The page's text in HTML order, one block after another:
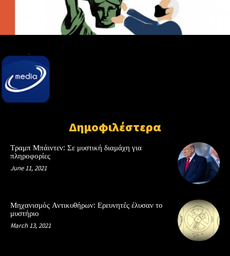
Δημοφιλέστερα
Τραμπ Μπάιντεν: Σε μυστική διαμάχη για
πληροφορίες
June 11, 2021
Μηχανισμός Αντικυθήρων: Ερευνητές έλυσαν το
μυστήριο
March 13, 2021